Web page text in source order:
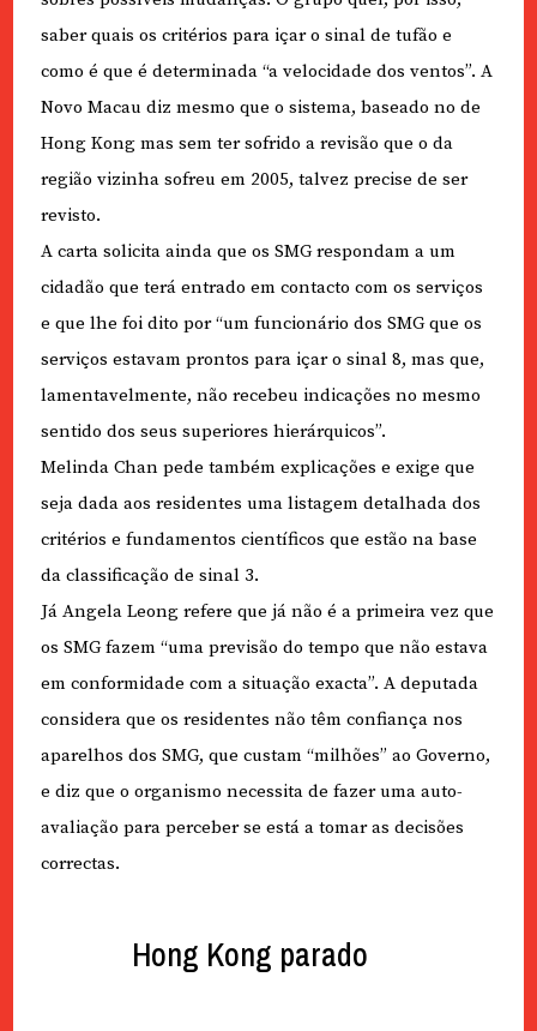
saber quais os critérios para içar o sinal de tufão e
como é que é determinada “a velocidade dos ventos”. A
Novo Macau diz mesmo que o sistema, baseado no de
Hong Kong mas sem ter sofrido a revisão que o da
região vizinha sofreu em 2005, talvez precise de ser
revisto.
A carta solicita ainda que os SMG respondam a um
cidadão que terá entrado em contacto com os serviços
e que lhe foi dito por “um funcionário dos SMG que os
serviços estavam prontos para içar o sinal 8, mas que,
lamentavelmente, não recebeu indicações no mesmo
sentido dos seus superiores hierárquicos”.
Melinda Chan pede também explicações e exige que
seja dada aos residentes uma listagem detalhada dos
critérios e fundamentos científicos que estão na base
da classificação de sinal 3.
Já Angela Leong refere que já não é a primeira vez que
os SMG fazem “uma previsão do tempo que não estava
em conformidade com a situação exacta”. A deputada
considera que os residentes não têm confiança nos
aparelhos dos SMG, que custam “milhões” ao Governo,
e diz que o organismo necessita de fazer uma auto-
avaliação para perceber se está a tomar as decisões
correctas.
Hong Kong parado